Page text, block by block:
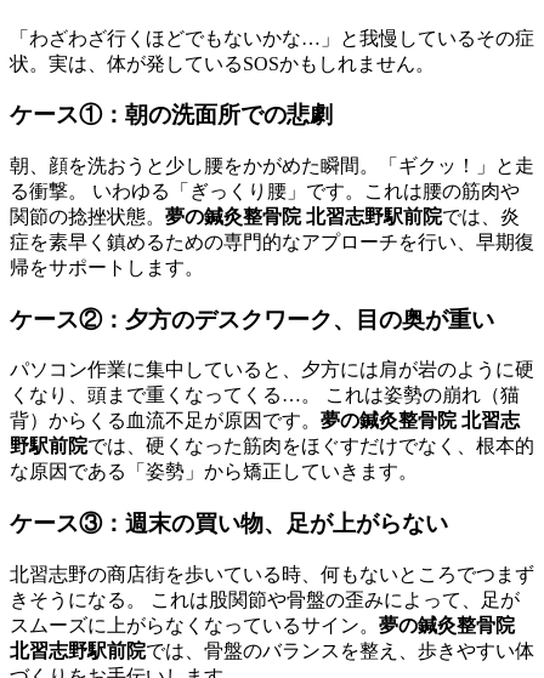
「わざわざ行くほどでもないかな…」と我慢しているその症
状。実は、体が発しているSOSかもしれません。
ケース①：朝の洗面所での悲劇
朝、顔を洗おうと少し腰をかがめた瞬間。「ギクッ！」と走
る衝撃。 いわゆる「ぎっくり腰」です。これは腰の筋肉や
関節の捻挫状態。 夢の鍼灸整骨院 北習志野駅前院では、炎
症を素早く鎮めるための専門的なアプローチを行い、早期復
帰をサポートします。
ケース②：夕方のデスクワーク、目の奥が重い
パソコン作業に集中していると、夕方には肩が岩のように硬
くなり、頭まで重くなってくる…。 これは姿勢の崩れ（猫
背）からくる血流不足が原因です。 夢の鍼灸整骨院 北習志
野駅前院では、硬くなった筋肉をほぐすだけでなく、根本的
な原因である「姿勢」から矯正していきます。
ケース③：週末の買い物、足が上がらない
北習志野の商店街を歩いている時、何もないところでつまず
きそうになる。 これは股関節や骨盤の歪みによって、足が
スムーズに上がらなくなっているサイン。 夢の鍼灸整骨院
北習志野駅前院では、骨盤のバランスを整え、歩きやすい体